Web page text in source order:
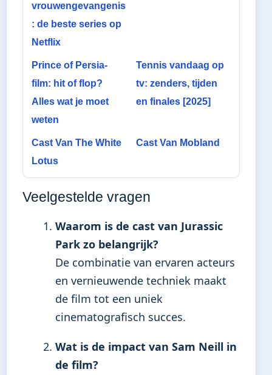
vrouwengevangenis
: de beste series op
Netflix
Prince of Persia-
film: hit of flop?
Alles wat je moet
weten
Tennis vandaag op
tv: zenders, tijden
en finales [2025]
Cast Van The White
Lotus
Cast Van Mobland
Veelgestelde vragen
Waarom is de cast van Jurassic
Park zo belangrijk?
De combinatie van ervaren acteurs
en vernieuwende techniek maakt
de film tot een uniek
cinematografisch succes.
Wat is de impact van Sam Neill in
de film?